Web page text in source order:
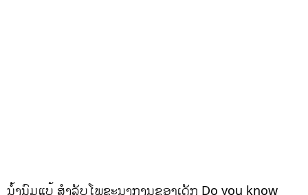
ນໍ້ານົມແບ້ ສຳລັບໂພຊະນາການຂອງເດັກ Do you know